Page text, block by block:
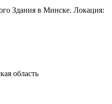
Здания в Минске. Локация:
область